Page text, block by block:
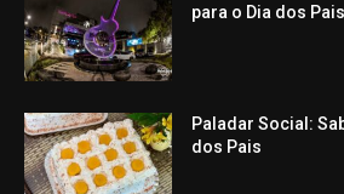
para o Dia dos Pais
Paladar Social:
dos Pais